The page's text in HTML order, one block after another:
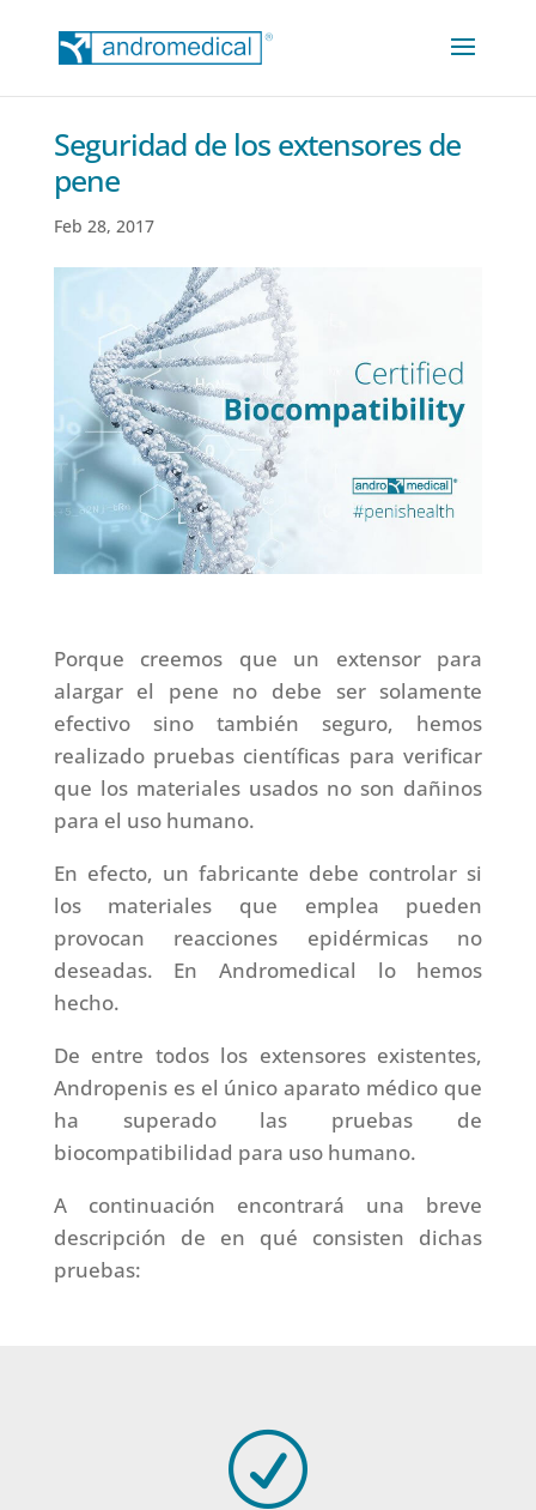
Seguridad de los extensores de
pene
Feb 28, 2017
Porque creemos que un extensor para
alargar el pene no debe ser solamente
efectivo sino también seguro, hemos
realizado pruebas científicas para verificar
que los materiales usados no son dañinos
para el uso humano.
En efecto, un fabricante debe controlar si
los materiales que emplea pueden
provocan reacciones epidérmicas no
deseadas. En Andromedical lo hemos
hecho.
De entre todos los extensores existentes,
Andropenis es el único aparato médico que
ha superado las pruebas de
biocompatibilidad para uso humano.
A continuación encontrará una breve
descripción de en qué consisten dichas
pruebas:
R